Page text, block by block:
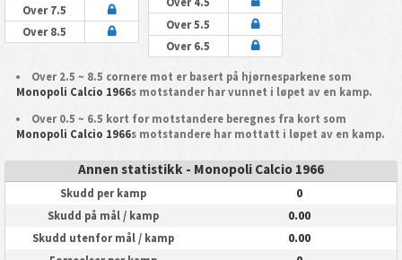
Over 7.5
Over 8.5
Over 5.5
Over 6.5
Over 2.5 ~ 8.5 cornere mot er basert på hjørnesparkene som
Monopoli Calcio 1966s motstander har vunnet i løpet av en kamp.
Over 0.5 ~ 6.5 kort for motstandere beregnes fra kort som
Monopoli Calcio 1966s motstandere har mottatt i løpet av en kamp.
Annen statistikk - Monopoli Calcio 1966
Skudd per kamp 0
Skudd på mål / kamp 0.00
Skudd utenfor mål / kamp 0.00